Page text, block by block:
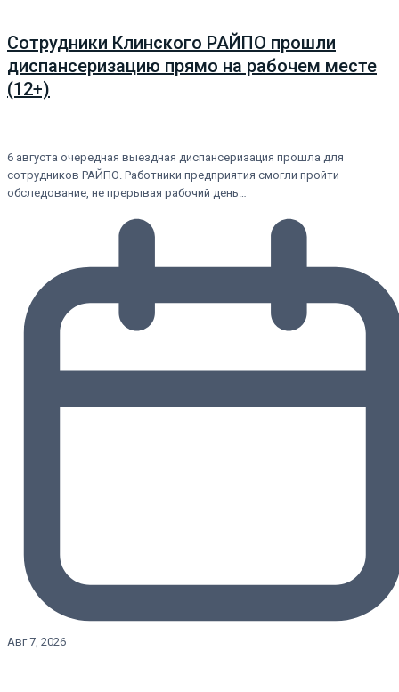
Сотрудники Клинского РАЙПО прошли
диспансеризацию прямо на рабочем месте
(12+)
6 августа очередная выездная диспансеризация прошла для
сотрудников РАЙПО. Работники предприятия смогли пройти
обследование, не прерывая рабочий день…
Авг 7, 2026